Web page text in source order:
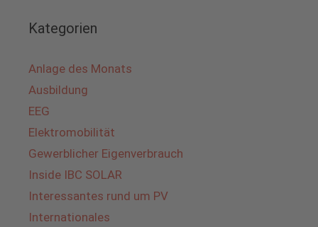
Kategorien
Anlage des Monats
Ausbildung
EEG
Elektromobilität
Gewerblicher Eigenverbrauch
Inside IBC SOLAR
Interessantes rund um PV
Internationales